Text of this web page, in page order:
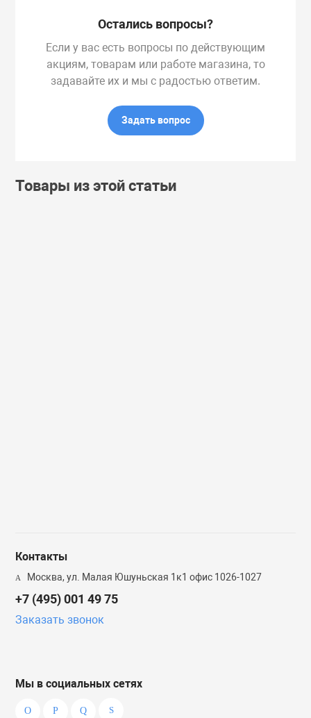
Остались вопросы?
Если у вас есть вопросы по действующим
акциям, товарам или работе магазина, то
задавайте их и мы с радостью ответим.
Задать вопрос
Товары из этой статьи
Контакты
Москва, ул. Малая Юшуньская 1к1 офис 1026-1027
+7 (495) 001 49 75
Заказать звонок
Мы в социальных сетях